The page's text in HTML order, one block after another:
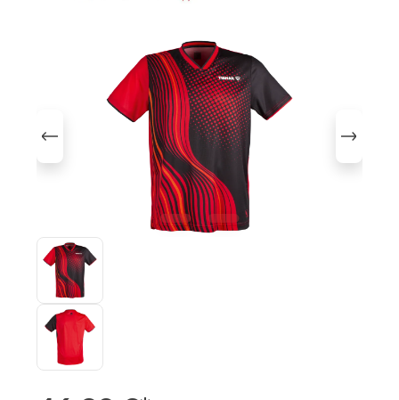
Bildergalerie überspringen